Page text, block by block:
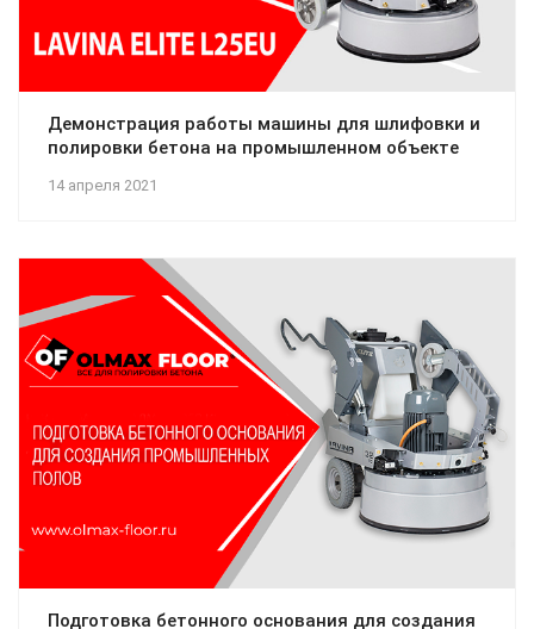
14 апреля 2021
Демонстрация работы машины для шлифовки и
полировки бетона на промышленном объекте
Подготовка бетонного основания для создания